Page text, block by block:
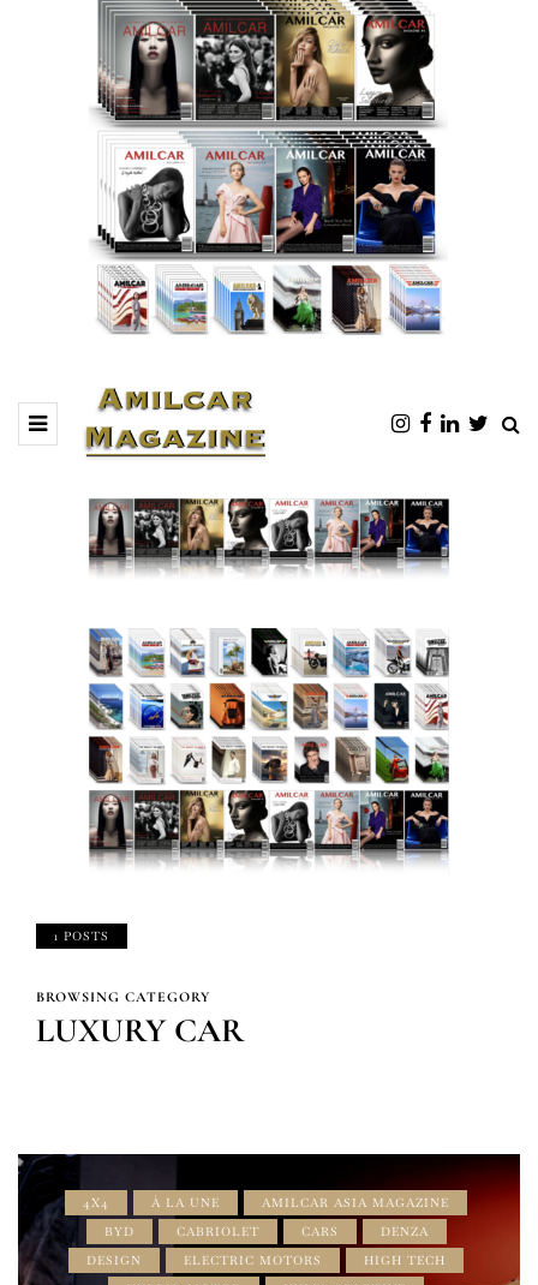
1 POSTS
BROWSING CATEGORY
LUXURY CAR
4X4 À LA UNE
AMILCAR ASIA MAGAZINE
BYD
CABRIOLET CARS
DENZA
DESIGN
ELECTRIC MOTORS
HIGH TECH